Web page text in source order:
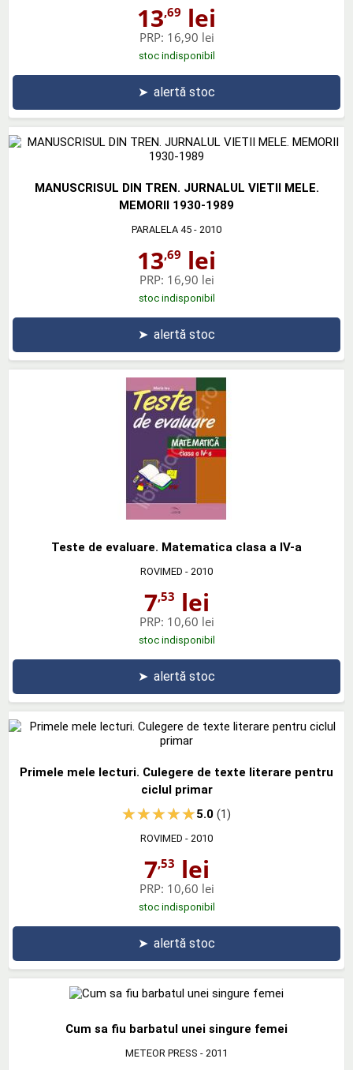
13,69 lei
PRP: 16,90 lei
stoc indisponibil
➤ alertă stoc
MANUSCRISUL DIN TREN. JURNALUL VIETII MELE.
MEMORII 1930-1989
PARALELA 45 - 2010
13,69 lei
PRP: 16,90 lei
stoc indisponibil
➤ alertă stoc
Teste de evaluare. Matematica clasa a IV-a
ROVIMED - 2010
7,53 lei
PRP: 10,60 lei
stoc indisponibil
➤ alertă stoc
Primele mele lecturi. Culegere de texte literare pentru
ciclul primar
5.0(1)
ROVIMED - 2010
7,53 lei
PRP: 10,60 lei
stoc indisponibil
➤ alertă stoc
Cum sa fiu barbatul unei singure femei
METEOR PRESS - 2011